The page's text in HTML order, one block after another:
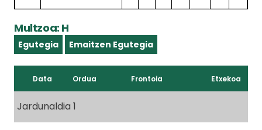
Multzoa: H
Egutegia Emaitzen Egutegia
Data Ordua Frontoia Etxekoa
Jardunaldia 1